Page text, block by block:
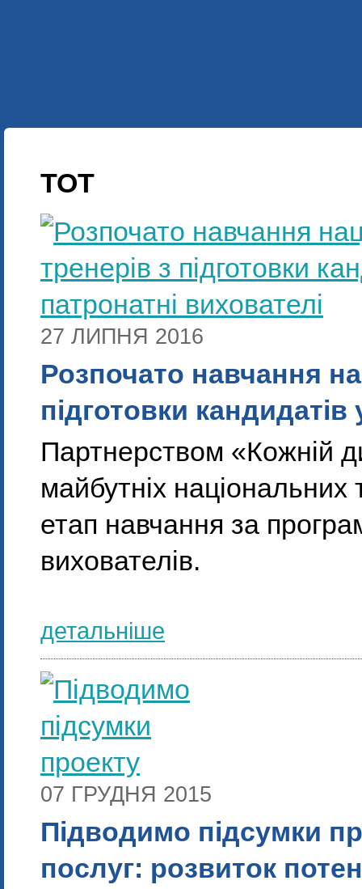
TOT
27 ЛИПНЯ 2016
Розпочато навчання
підготовки
Партнерством «Кожній
майбутніх
етап навчання за
вихователів.
детальніше
07 ГРУДНЯ 2015
Підводимо підсумки
послуг: розвиток